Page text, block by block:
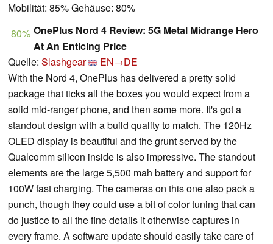
Mobilität: 85% Gehäuse: 80%
80% OnePlus Nord 4 Review: 5G Metal Midrange Hero
At An Enticing Price
Quelle: Slashgear
EN→DE
With the Nord 4, OnePlus has delivered a pretty solid
package that ticks all the boxes you would expect from a
solid mid-ranger phone, and then some more. It's got a
standout design with a build quality to match. The 120Hz
OLED display is beautiful and the grunt served by the
Qualcomm silicon inside is also impressive. The standout
elements are the large 5,500 mah battery and support for
100W fast charging. The cameras on this one also pack a
punch, though they could use a bit of color tuning that can
do justice to all the fine details it otherwise captures in
every frame. A software update should easily take care of